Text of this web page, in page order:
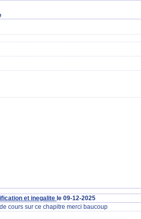
et inegalite le 09-12-2025
cours sur ce chapitre merci baucoup